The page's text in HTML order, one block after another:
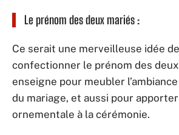
Le prénom des deux mariés :
Ce serait une merveilleuse idée
confectionner le prénom des
enseigne pour meubler
du mariage, et aussi pour
ornementale à la cérémonie.